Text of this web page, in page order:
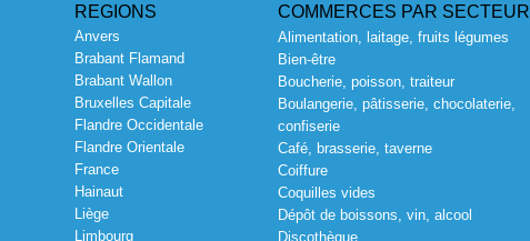
REGIONS
Anvers
Brabant Flamand
Brabant Wallon
Bruxelles Capitale
Flandre Occidentale
Flandre Orientale
France
Hainaut
Liège
Limbourg
COMMERCES PAR SECTEUR
Alimentation, laitage, fruits légumes
Bien-être
Boucherie, poisson, traiteur
Boulangerie, pâtisserie, chocolaterie,
confiserie
Café, brasserie, taverne
Coiffure
Coquilles vides
Dépôt de boissons, vin, alcool
Discothèque